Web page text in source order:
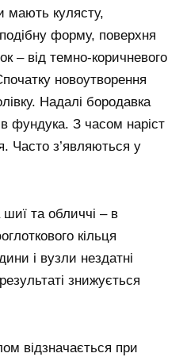
мають кулясту,
форму, поверхня
– від темно-коричневого
новоутворення
Надалі бородавка
фундука. З часом наріст
Часто з’являються у
шиї та обличчі – в
кільця
і вузли нездатні
знижується
відзначається при